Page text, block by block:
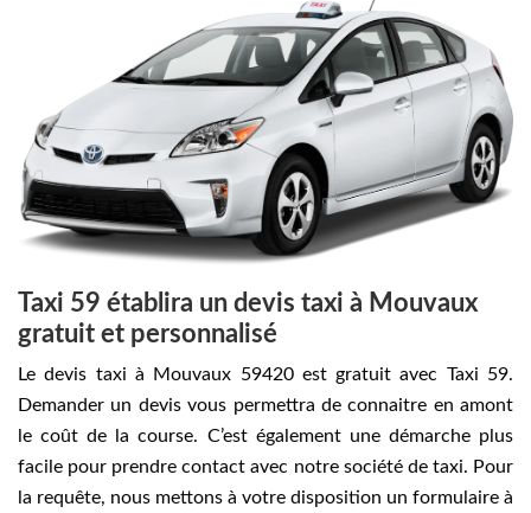
Taxi 59 établira un devis taxi à Mouvaux
gratuit et personnalisé
Le devis taxi à Mouvaux 59420 est gratuit avec Taxi 59.
Demander un devis vous permettra de connaitre en amont
le coût de la course. C’est également une démarche plus
facile pour prendre contact avec notre société de taxi. Pour
la requête, nous mettons à votre disposition un formulaire à